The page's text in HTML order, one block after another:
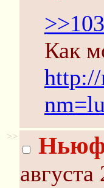
Как
>>